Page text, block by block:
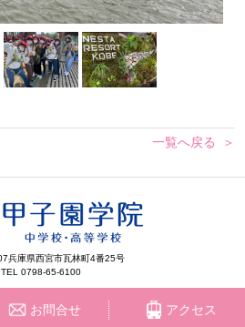
一覧へ戻る
お問合せ アクセス
兵庫県西宮市瓦林町4番25号
TEL 0798-65-6100